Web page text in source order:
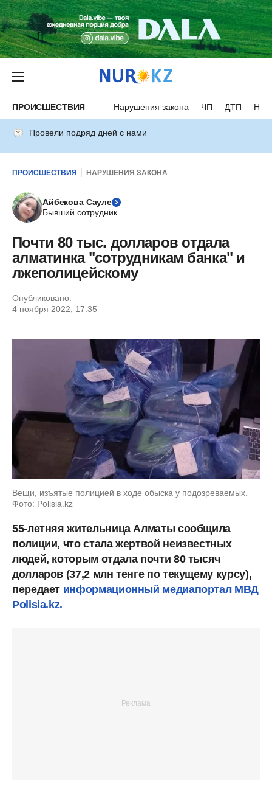
ПРОИСШЕСТВИЯ Нарушения закона ЧП ДТП
Провели подряд дней с нами
ПРОИСШЕСТВИЯ НАРУШЕНИЯ ЗАКОНА
Айбекова Сауле
Бывший сотрудник
Почти 80 тыс. долларов отдала
алматинка "сотрудникам банка" и
лжеполицейскому
Опубликовано:
4 ноября 2022, 17:35
Вещи, изъятые полицией в ходе обыска у подозреваемых.
Фото: Polisia.kz
55-летняя жительница Алматы сообщила
полиции, что стала жертвой неизвестных
людей, которым отдала почти 80 тысяч
долларов (37,2 млн тенге по текущему курсу),
передает информационный медиапортал МВД
Polisia.kz.